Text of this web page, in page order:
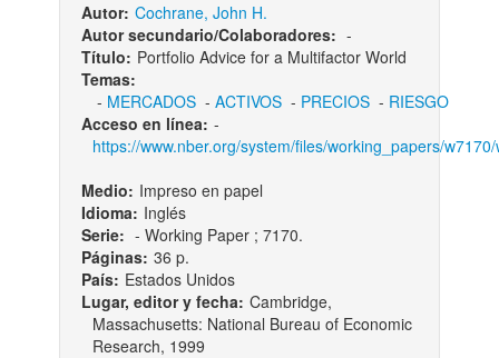
Autor: Cochrane, John H.
Autor secundario/Colaboradores: -
Título: Portfolio Advice for a Multifactor World
Temas:
- MERCADOS- ACTIVOS- PRECIOS- RIESGO
Acceso en línea: -
https://www.nber.org/system/files/working_papers/
Medio: Impreso en papel
Idioma: Inglés
Serie: - Working Paper ; 7170.
Páginas: 36 p.
País: Estados Unidos
Lugar, editor y fecha: Cambridge,
Massachusetts: National Bureau of Economic
Research, 1999